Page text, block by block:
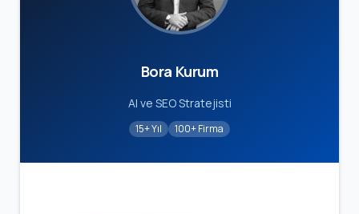
Bora Kurum
AI ve SEO Stratejisti
15+ Yıl 100+ Firma